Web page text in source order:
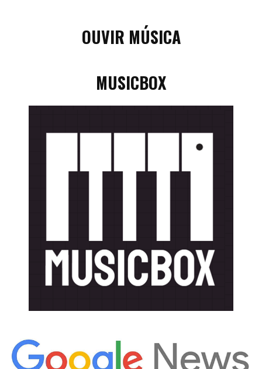
OUVIR MÚSICA
MUSICBOX